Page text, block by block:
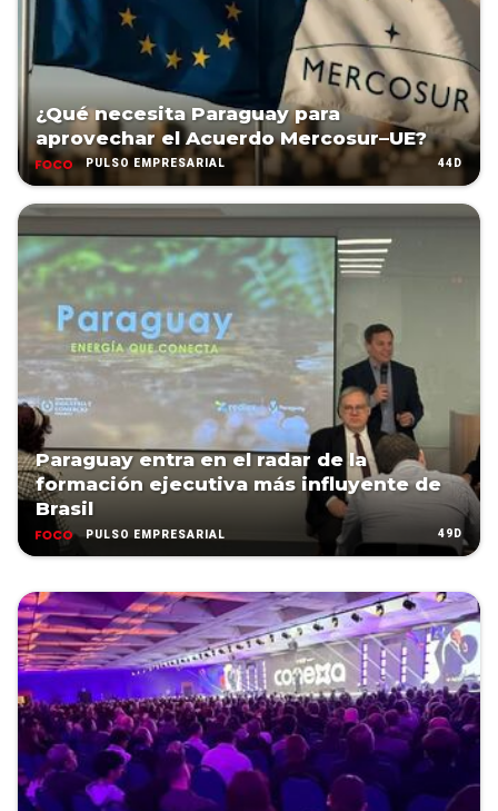
¿Qué necesita Paraguay para
aprovechar el Acuerdo Mercosur–UE?
PULSO EMPRESARIAL 44D
Paraguay entra en el radar de la
formación ejecutiva más influyente de
Brasil
PULSO EMPRESARIAL 49D